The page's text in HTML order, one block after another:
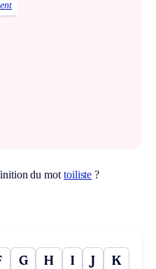
du mot toiliste ?
G H I J K